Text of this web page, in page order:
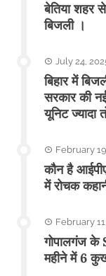
बेतिया शहर
बिजली ।
July 24,
बिहार में
सरकार की
यूनिट ज्यादा
February
कौन है
में रोचक
February
गोपालगंज के
महीने में 6